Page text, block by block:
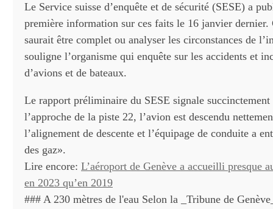
Le Service suisse d’enquête et de sécurité (SESE) a
première information sur ces faits le 16 janvier dernier.
saurait être complet ou analyser les circonstances de
souligne l’organisme qui enquête sur les accidents et
d’avions et de bateaux.
Le rapport préliminaire du SESE signale succinctement
l’approche de la piste 22, l’avion est descendu
l’alignement de descente et l’équipage de conduite a
des gaz».
Lire encore: L’aéroport de Genève a accueilli presque
en 2023 qu’en 2019
### A 230 mètres de l'eau Selon la _Tribune de